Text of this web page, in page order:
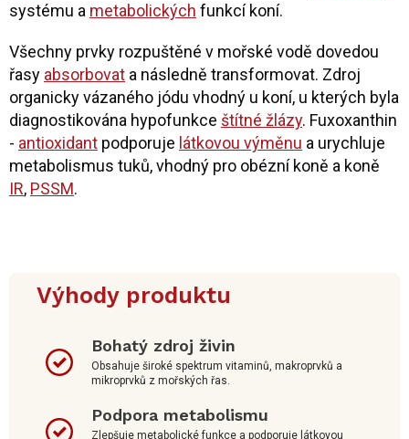
systému a metabolických funkcí koní.
Všechny prvky rozpuštěné v mořské vodě dovedou
řasy absorbovat a následně transformovat. Zdroj
organicky vázaného jódu vhodný u koní, u kterých byla
diagnostikována hypofunkce štítné žlázy. Fuxoxanthin
- antioxidant podporuje látkovou výměnu a urychluje
metabolismus tuků, vhodný pro obézní koně a koně
IR, PSSM.
Výhody produktu
Bohatý zdroj živin
Obsahuje široké spektrum vitaminů, makroprvků a
mikroprvků z mořských řas.
Podpora metabolismu
Zlepšuje metabolické funkce a podporuje látkovou